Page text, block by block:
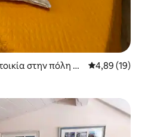
στην πόλη M
Μέση
4,89 (19)